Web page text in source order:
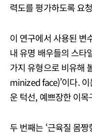
력도를 평가하도록 요
이 연구에서 사용된 변
내 유명 배우들의 스타
가지 유형으로 비유해
minized face)’이다.
운 턱선, 예쁘장한 이
두 번째는 ‘근육질 몸